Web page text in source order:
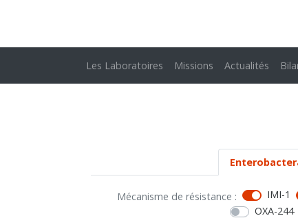
Les Laboratoires Missions Actualités
Mécanisme de résistance : IMI-1
OXA-244